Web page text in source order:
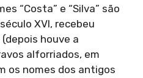
“Costa” e “Silva” são
XVI, recebeu
houve a
alforriados, em
os nomes dos antigos